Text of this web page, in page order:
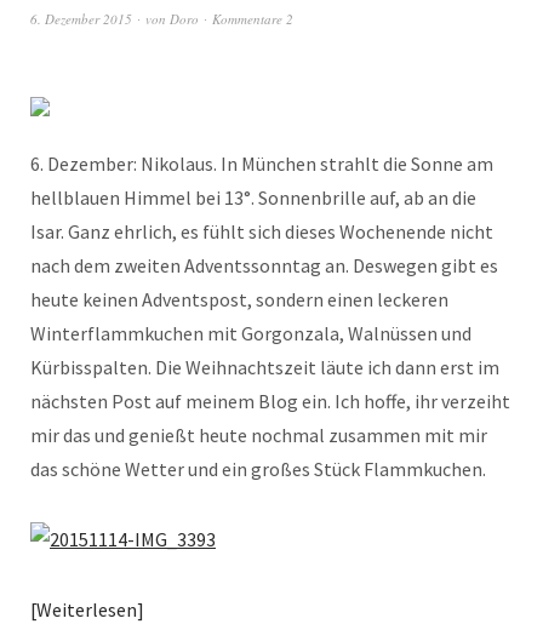
6. Dezember 2015 von Doro Kommentare 2
6. Dezember: Nikolaus. In München strahlt die Sonne am
hellblauen Himmel bei 13°. Sonnenbrille auf, ab an die
Isar. Ganz ehrlich, es fühlt sich dieses Wochenende nicht
nach dem zweiten Adventssonntag an. Deswegen gibt es
heute keinen Adventspost, sondern einen leckeren
Winterflammkuchen mit Gorgonzala, Walnüssen und
Kürbisspalten. Die Weihnachtszeit läute ich dann erst im
nächsten Post auf meinem Blog ein. Ich hoffe, ihr verzeiht
mir das und genießt heute nochmal zusammen mit mir
das schöne Wetter und ein großes Stück Flammkuchen.
Weiterlesen